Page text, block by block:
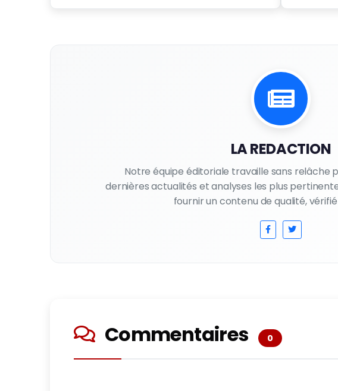
LA REDACTION
Notre équipe éditoriale travaille sans relâche
dernières actualités et analyses les plus
fournir un contenu de qualité,
Commentaires 0